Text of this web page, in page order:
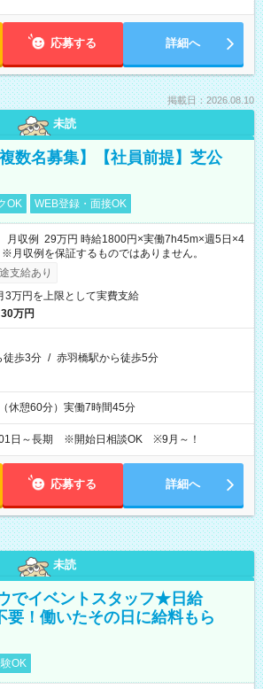
応募する 詳細へ
掲載日：2026.08.10
未読
数名募集】【社員前提】芝公
OK WEB登録・面接OK
収例 29万円 時給1800円×実働7h45m×週5日×4
月収例を保証するものではありません。
支給あり
3万円を上限として実費支給
万円
徒歩3分 / 赤羽橋駅から徒歩5分
休憩60分）実働7時間45分
日～長期 ※開始日相談OK ※9月～！
応募する 詳細へ
未読
でイベントスタッフ★日給
！働いたその日に給料もら
OK